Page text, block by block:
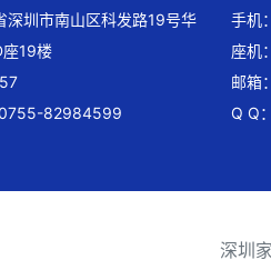
深圳市南山区科发路19号华
19楼
82984599
手机
座机
邮箱：
Q Q
深圳